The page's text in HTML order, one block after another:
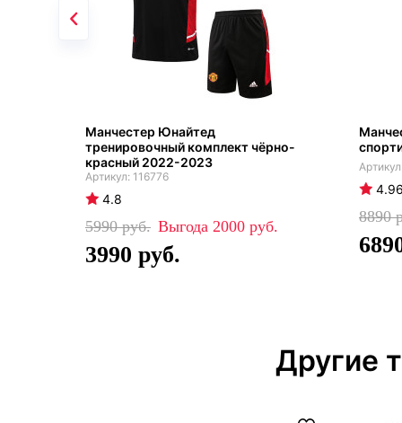
Манчестер Юнайтед
тренировочный комплект чёрно-
красный 2022-2023
116776
4.8
5990 2000
3990
8890
Другие